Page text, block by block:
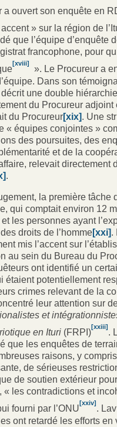
a ouvert son enquête en
» sur la région de
que l’équipe d’enquête
francophone, pour
[xviii]
». Le Procureur a
Dans son
une double
du Procureur adjoint
du Procureur[xix]. Une
« équipes conjointes »
des poursuites, des
et de la
relevait directement
.
la première tâche
qui comptait environ 12
les personnes ayant
droits de l’homme[xxi].
mis l’accent sur
au sein du Bureau du
ont identifié un
étaient potentiellement
crimes relevant de la
leur attention sur
et
en Ituri (FRPI)[xxiii]
que les enquêtes de
raisons, y
de sérieuses
de soutien extérieur
« les contradictions et
fourni par l’ONU [xxiv] .
ont retardé les efforts en